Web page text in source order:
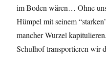
im Boden wären… Ohne
Hümpel mit seinem
mancher Wurzel
Schulhof transportieren wir